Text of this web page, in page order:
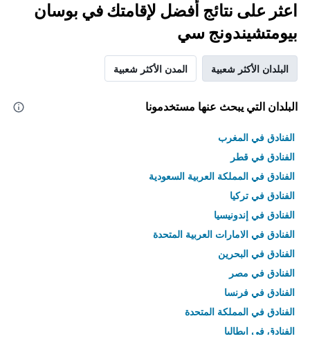
اعثر على نتائج أفضل لإقامتك في بوسان
بيومتشيندونج سي
البلدان الأكثر شعبية المدن الأكثر شعبية
البلدان التي يبحث عنها مستخدمونا
الفنادق في المغرب
الفنادق في قطر
الفنادق في المملكة العربية السعودية
الفنادق في تركيا
الفنادق في إندونيسيا
الفنادق في الامارات العربية المتحدة
الفنادق في البحرين
الفنادق في مصر
الفنادق في فرنسا
الفنادق في المملكة المتحدة
الفنادق في إيطاليا